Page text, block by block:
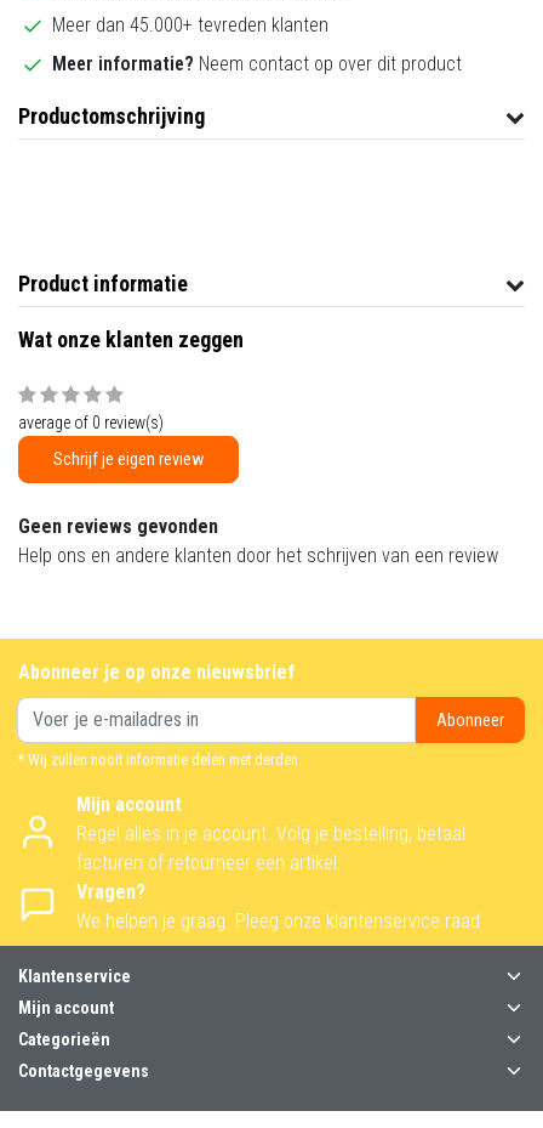
Meer dan 45.000+ tevreden klanten
Meer informatie? Neem contact op over dit product
Productomschrijving
Product informatie
Wat onze klanten zeggen
average of 0 review(s)
Schrijf je eigen review
Geen reviews gevonden
Help ons en andere klanten door het schrijven van een review
Abonneer je op onze nieuwsbrief
Abonneer
* Wij zullen nooit informatie delen met derden.
Mijn account
Regel alles in je account. Volg je bestelling, betaal
facturen of retourneer een artikel.
Vragen?
We helpen je graag. Pleeg onze klantenservice raad
Klantenservice
Mijn account
Categorieën
Contactgegevens